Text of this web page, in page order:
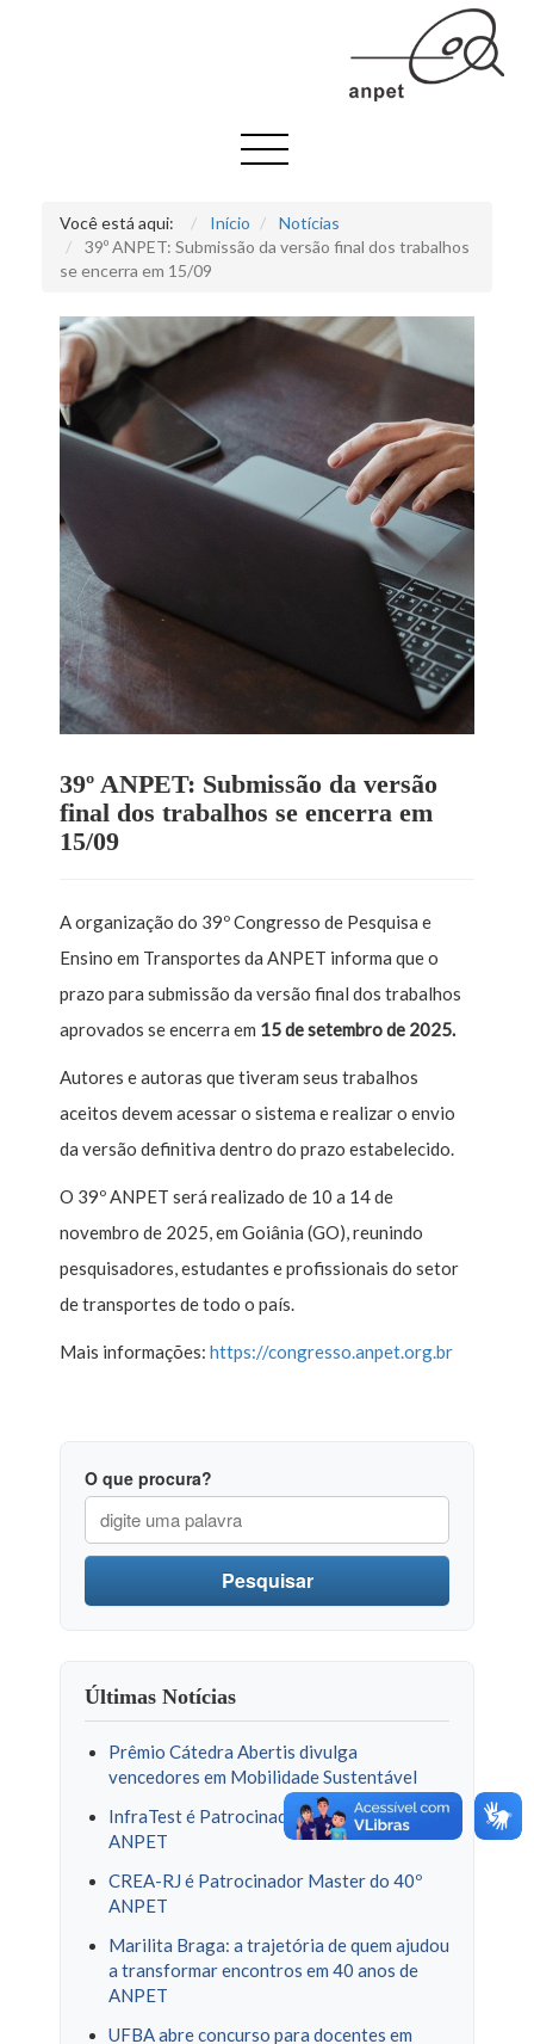
Você está aqui: Início
Notícias
39º ANPET: Submissão da versão final dos trabalhos
se encerra em 15/09
39º ANPET: Submissão da versão
final dos trabalhos se encerra em
15/09
A organização do 39º Congresso de Pesquisa e
Ensino em Transportes da ANPET informa que o
prazo para submissão da versão final dos trabalhos
aprovados se encerra em 15 de setembro de 2025.
Autores e autoras que tiveram seus trabalhos
aceitos devem acessar o sistema e realizar o envio
da versão definitiva dentro do prazo estabelecido.
O 39º ANPET será realizado de 10 a 14 de
novembro de 2025, em Goiânia (GO), reunindo
pesquisadores, estudantes e profissionais do setor
de transportes de todo o país.
Mais informações: https://congresso.anpet.org.br
O que procura?
Pesquisar
Últimas Notícias
Prêmio Cátedra Abertis divulga
vencedores em Mobilidade Sustentável
InfraTest é Patrocinadora Ouro do 40º
ANPET
CREA-RJ é Patrocinador Master do 40º
ANPET
Marilita Braga: a trajetória de quem ajudou
a transformar encontros em 40 anos de
ANPET
UFBA abre concurso para docentes em